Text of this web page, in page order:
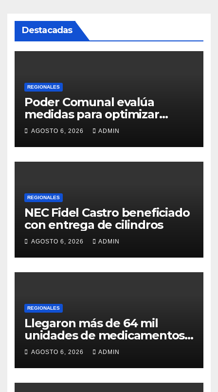
Destacadas
REGIONALES
Poder Comunal evalúa
medidas para optimizar
servicio de agua
AGOSTO 6, 2026 ADMIN
REGIONALES
NEC Fidel Castro beneficiado
con entrega de cilindros
AGOSTO 6, 2026 ADMIN
REGIONALES
Llegaron más de 64 mil
unidades de medicamentos
e insumos
AGOSTO 6, 2026 ADMIN